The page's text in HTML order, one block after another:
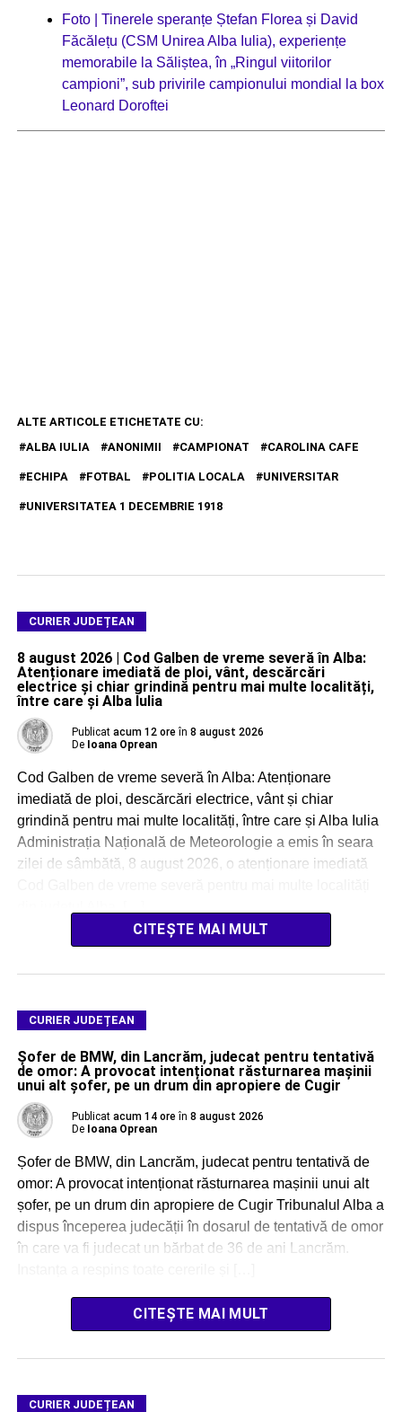
Foto | Tinerele speranțe Ștefan Florea și David
Făcălețu (CSM Unirea Alba Iulia), experiențe
memorabile la Săliștea, în „Ringul viitorilor
campioni”, sub privirile campionului mondial la box
Leonard Doroftei
ALTE ARTICOLE ETICHETATE CU:
ALBA IULIA
ANONIMII CAMPIONAT CAROLINA CAFE
ECHIPA FOTBAL POLITIA LOCALA UNIVERSITAR
UNIVERSITATEA 1 DECEMBRIE 1918
CURIER JUDEȚEAN
8 august 2026 | Cod Galben de vreme severă în Alba:
Atenționare imediată de ploi, vânt, descărcări
electrice și chiar grindină pentru mai multe localități,
între care și Alba Iulia
Publicat acum 12 ore în 8 august 2026
De Ioana Oprean
Cod Galben de vreme severă în Alba: Atenționare
imediată de ploi, descărcări electrice, vânt și chiar
grindină pentru mai multe localități, între care și Alba Iulia
Administrația Națională de Meteorologie a emis în seara
zilei de sâmbătă, 8 august 2026, o atenționare imediată
CITEȘTE MAI MULT
CURIER JUDEȚEAN
Șofer de BMW, din Lancrăm, judecat pentru tentativă
de omor: A provocat intenționat răsturnarea mașinii
unui alt șofer, pe un drum din apropiere de Cugir
Publicat acum 14 ore în 8 august 2026
De Ioana Oprean
Șofer de BMW, din Lancrăm, judecat pentru tentativă de
omor: A provocat intenționat răsturnarea mașinii unui alt
șofer, pe un drum din apropiere de Cugir Tribunalul Alba a
dispus începerea judecății în dosarul de tentativă de omor
în care va fi judecat un bărbat de 36 de ani Lancrăm.
CITEȘTE MAI MULT
CURIER JUDEȚEAN